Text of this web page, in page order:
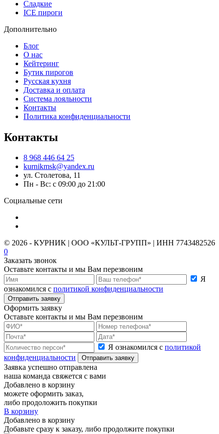
Сладкие
ICE пироги
Дополнительно
Блог
О нас
Кейтеринг
Бутик пирогов
Русская кухня
Доставка и оплата
Система лояльности
Контакты
Политика конфиденциальности
Контакты
8 968 446 64 25
kurnikmsk@yandex.ru
ул. Столетова, 11
Пн - Вс: с 09:00 до 21:00
Социальные сети
© 2026 - КУРНИК | ООО «КУЛЬТ-ГРУПП» | ИНН 7743482526
0
Заказать звонок
Оставьте контакты и мы Вам перезвоним
Я
ознакомился с политикой конфиденциальности
Отправить заявку
Оформить заявку
Оставьте контакты и мы Вам перезвоним
Я ознакомился с политикой
конфиденциальности
Отправить заявку
Заявка успешно отправлена
наша команда свяжется с вами
Добавлено в корзину
можете оформить заказ,
либо продоложить покупки
В корзину
Добавлено в корзину
Добавьте сразу к заказу, либо продолжите покупки